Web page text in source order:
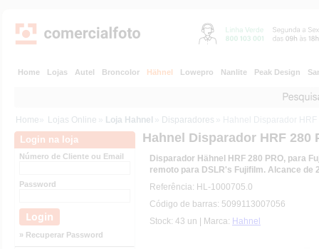
Home Lojas Autel Broncolor Hähnel Lowepro Nanlite Peak Design
Home » Lojas Online » Loja Hahnel » Disparadores » Hahnel Disparador
Login na loja
Número de Cliente ou Email
Password
» Recuperar Password
Hahnel Disparador HRF 280
Disparador Hähnel HRF 280 PRO, para
remoto para DSLR's Fujifilm. Alcance de
Referência: HL-1000705.0
Código de barras: 5099113007056
Stock: 43 un | Marca: Hahnel